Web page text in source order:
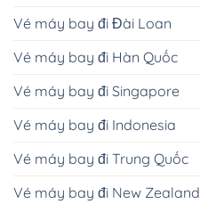
Vé máy bay đi Đài Loan
Vé máy bay đi Hàn Quốc
Vé máy bay đi Singapore
Vé máy bay đi Indonesia
Vé máy bay đi Trung Quốc
Vé máy bay đi New Zealand